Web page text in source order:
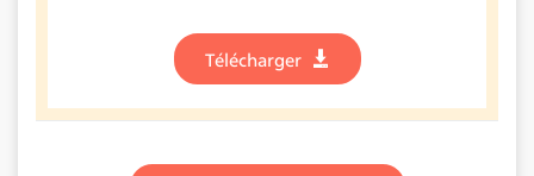
Télécharger